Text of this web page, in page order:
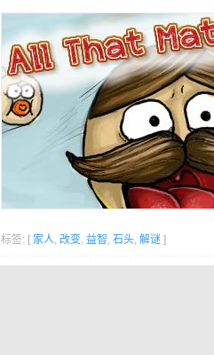
标签: [ 家人, 改变, 益智, 石头, 解谜 ]